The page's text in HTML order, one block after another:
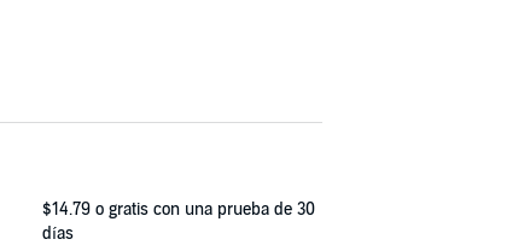
$14.79 o gratis con una prueba de 30
días